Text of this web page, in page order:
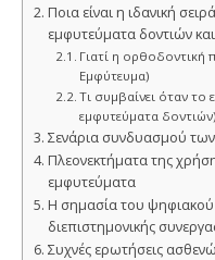
Ποια είναι η ιδανική
εμφυτεύματα δοντιών και
Γιατί η ορθοδοντική
Εμφύτευμα)
Τι συμβαίνει όταν το
εμφυτεύματα δοντιών)
Σενάρια συνδυασμού
Πλεονεκτήματα της
εμφυτεύματα
Η σημασία του ψηφιακού
διεπιστημονικής
Συχνές ερωτήσεις